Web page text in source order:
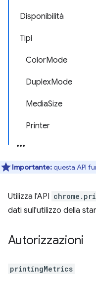
Disponibilità
Tipi
ColorMode
DuplexMode
MediaSize
Printer
Importante:questa API
Utilizza l'API
dati sull'utilizzo della
Autorizzazioni
printingMetrics